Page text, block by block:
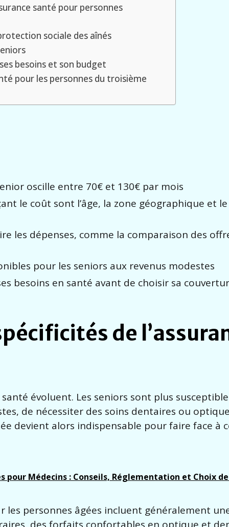
santé pour personnes
sociale des aînés
besoins et son budget
pour les personnes du troisième
oscille entre 70€ et 130€ par mois
le coût sont l’âge, la zone géographique et
les dépenses, comme la comparaison des
pour les seniors aux revenus modestes
besoins en santé avant de choisir sa
de
évoluent. Les seniors sont plus
de nécessiter des soins dentaires ou
devient alors indispensable pour faire face à
pour Médecins : Conseils, Réglementation et Choix
les personnes âgées incluent généralement
des forfaits confortables en optique et